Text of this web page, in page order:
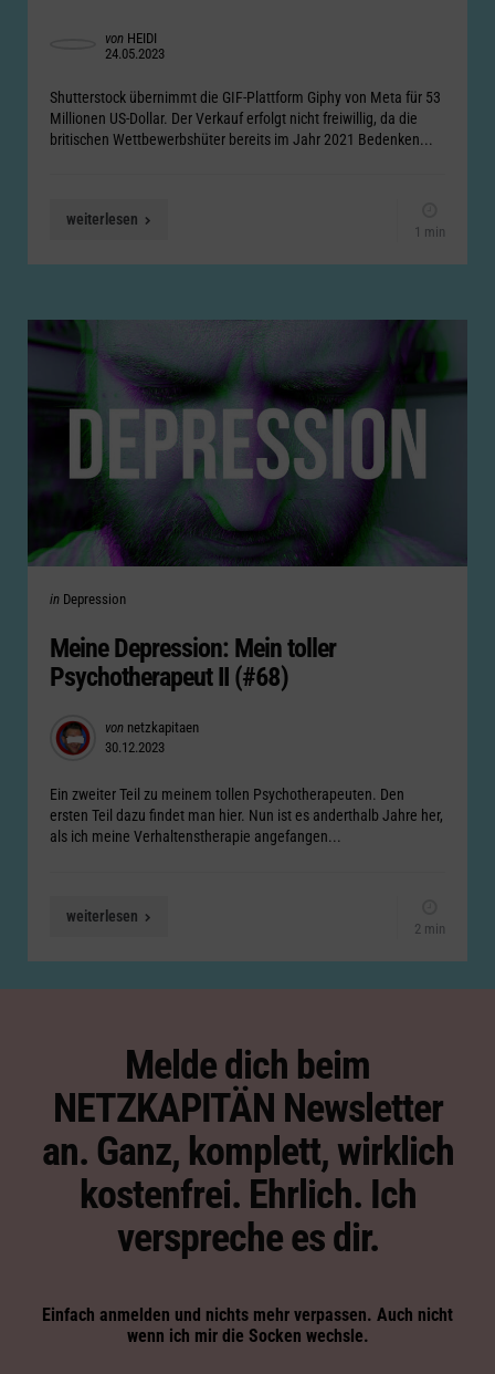
Posted
by
von HEIDI
24.05.2023
Shutterstock übernimmt die GIF-Plattform Giphy von Meta für 53
Millionen US-Dollar. Der Verkauf erfolgt nicht freiwillig, da die
britischen Wettbewerbshüter bereits im Jahr 2021 Bedenken...
weiterlesen
1 min
Categories
Posted
in Depression
Meine Depression: Mein toller
Psychotherapeut II (#68)
Posted
by
von netzkapitaen
30.12.2023
Ein zweiter Teil zu meinem tollen Psychotherapeuten. Den
ersten Teil dazu findet man hier. Nun ist es anderthalb Jahre her,
als ich meine Verhaltenstherapie angefangen...
weiterlesen
2 min
Melde dich beim
NETZKAPITÄN Newsletter
an. Ganz, komplett, wirklich
kostenfrei. Ehrlich. Ich
verspreche es dir.
Einfach anmelden und nichts mehr verpassen. Auch nicht
wenn ich mir die Socken wechsle.